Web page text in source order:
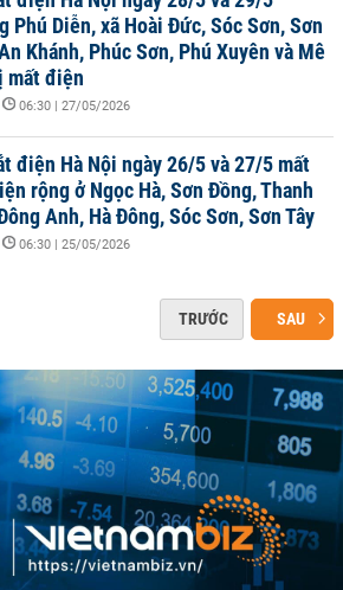
Phú Diễn, xã Hoài Đức, Sóc Sơn, Sơn
Khánh, Phúc Sơn, Phú Xuyên và Mê
mất điện
06:30 | 27/05/2026
điện Hà Nội ngày 26/5 và 27/5 mất
rộng ở Ngọc Hà, Sơn Đồng, Thanh
Anh, Hà Đông, Sóc Sơn, Sơn Tây
06:30 | 25/05/2026
TRƯỚC SAU